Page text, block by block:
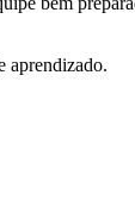
aprendizado.